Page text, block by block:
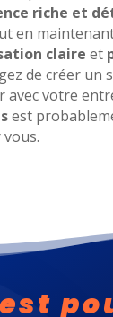
riche et
en
claire et
de créer un
avec votre
est